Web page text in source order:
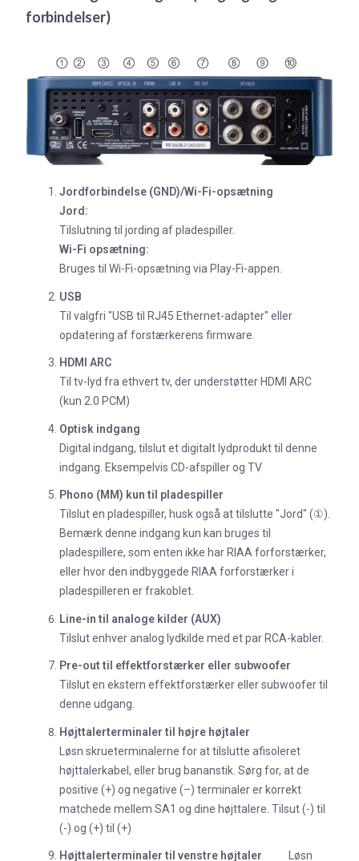
forbindelser)
Jordforbindelse (GND)/Wi-Fi-opsætning
Jord:
Tilslutning til jording af pladespiller.
Wi-Fi opsætning:
Bruges til Wi-Fi-opsætning via Play-Fi-appen.
USB
Til valgfri "USB til RJ45 Ethernet-adapter" eller
opdatering af forstærkerens firmware.
H DMI ARC
Til tv-lyd fra ethvert tv, der understøtter HDMI ARC
(kun 2.0 PCM)
Optisk indgang
Digital indgang, tilslut et digitalt lydprodukt til denne
indgang. Eksempelvis CD-afspiller og TV
Phono (MM) kun til pladespiller
Tilslut en pladespiller, husk også at tilslutte "Jord" (①).
Bemærk denne indgang kun kan bruges til
pladespillere, som enten ikke har RIAA forforstærker,
eller hvor den indbyggede RIAA forforstærker i
pladespilleren er frakoblet.
Line-in til analoge kilder (AUX)
Tilslut enhver analog lydkilde med et par RCA-kabler.
Pre-out til effektforstærker eller subwoofer
Tilslut en ekstern effektforstærker eller subwoofer til
denne udgang.
Højttalerterminaler til højre højtaler
Løsn skrueterminalerne for at tilslutte afisoleret
højttalerkabel, eller brug bananstik. Sørg for, at de
positive (+) og negative (–) terminaler er korrekt
matchede mellem SA1 og dine højttalere. Tilsut (-) til
(-) og (+) til (+)
Højttalerterminaler til venstre højtaler Løsn